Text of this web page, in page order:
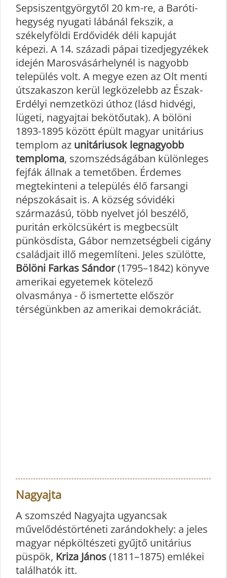
Sepsiszentgyörgytől 20 km-re, a Baróti-
hegység nyugati lábánál fekszik, a
székelyföldi Erdővidék déli kapuját
képezi. A 14. századi pápai tizedjegyzékek
idején Marosvásárhelynél is nagyobb
település volt. A megye ezen az Olt menti
útszakaszon kerül legközelebb az Észak-
Erdélyi nemzetközi úthoz (lásd hidvégi,
lügeti, nagyajtai bekötőutak). A bölöni
1893-1895 között épült magyar unitárius
templom az unitáriusok legnagyobb
temploma, szomszédságában különleges
fejfák állnak a temetőben. Érdemes
megtekinteni a település élő farsangi
népszokásait is. A község sóvidéki
származású, több nyelvet jól beszélő,
puritán erkölcsükért is megbecsült
pünkösdista, Gábor nemzetségbeli cigány
családjait illő megemlíteni. Jeles szülötte,
Bölöni Farkas Sándor(1795–1842) könyve
amerikai egyetemek kötelező
olvasmánya - ő ismertette először
térségünkben az amerikai demokráciát.
Nagyajta
A szomszéd Nagyajta ugyancsak
művelődéstörténeti zarándokhely: a jeles
magyar népköltészeti gyűjtő unitárius
püspök, Kriza János(1811–1875) emlékei
találhatók itt.